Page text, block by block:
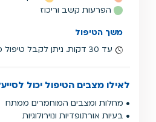
הפרעות קשב וריכוז
משך הטיפול
עד 30 דקות. ניתן לקבל טיפול כפול.
לאילו מצבים הטיפול יכול
• מחלות ומצבים המוחמרים ממתח
• בעיות אורתופדיות ונוירולוגיות